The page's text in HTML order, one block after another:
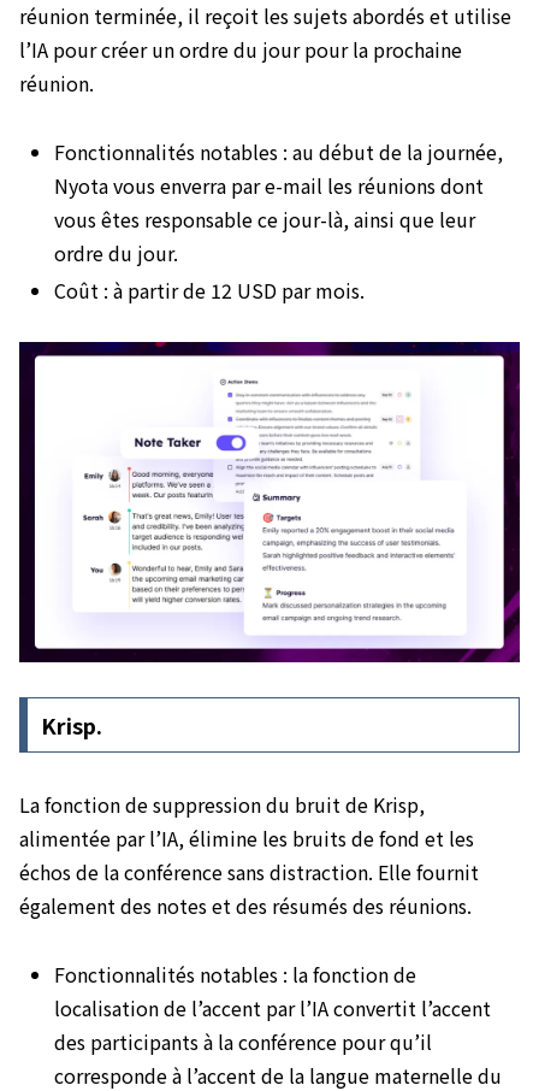
réunion terminée, il reçoit les sujets abordés et utilise
l’IA pour créer un ordre du jour pour la prochaine
réunion.
Fonctionnalités notables : au début de la journée,
Nyota vous enverra par e-mail les réunions dont
vous êtes responsable ce jour-là, ainsi que leur
ordre du jour.
Coût : à partir de 12 USD par mois.
Krisp.
La fonction de suppression du bruit de Krisp,
alimentée par l’IA, élimine les bruits de fond et les
échos de la conférence sans distraction. Elle fournit
également des notes et des résumés des réunions.
Fonctionnalités notables : la fonction de
localisation de l’accent par l’IA convertit l’accent
des participants à la conférence pour qu’il
corresponde à l’accent de la langue maternelle du